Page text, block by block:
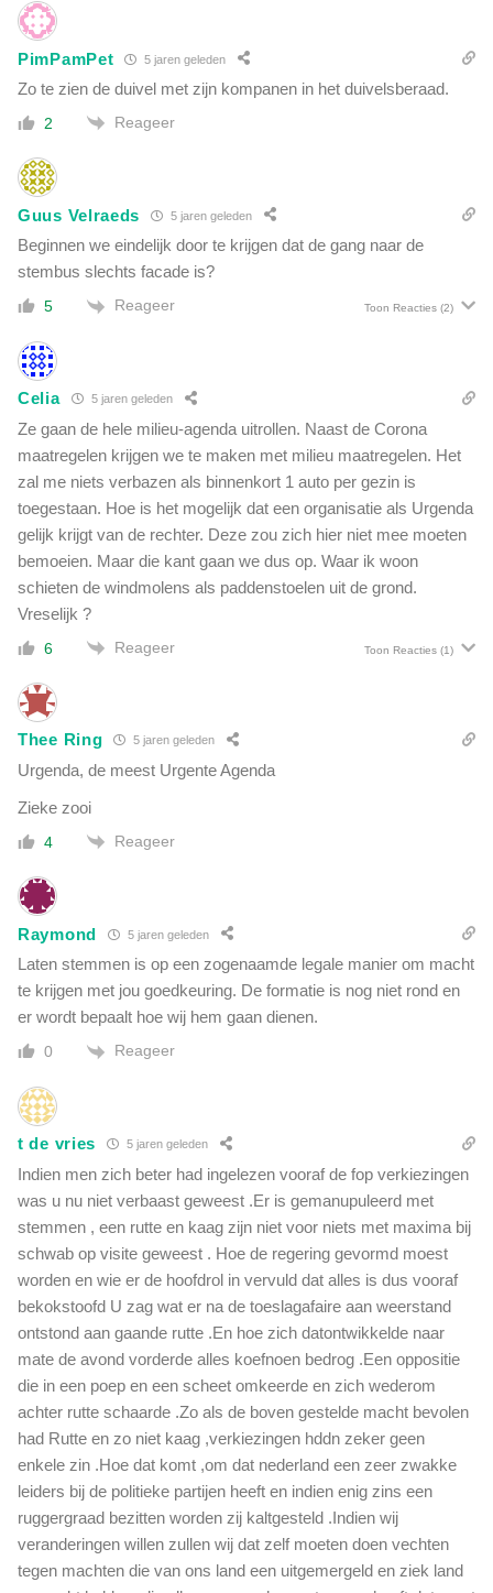
PimPamPet 5 jaren geleden
Zo te zien de duivel met zijn kompanen in het duivelsberaad.
2 Reageer
Guus Velraeds 5 jaren geleden
Beginnen we eindelijk door te krijgen dat de gang naar de
stembus slechts facade is?
5 Reageer Toon Reacties (2)
Celia 5 jaren geleden
Ze gaan de hele milieu-agenda uitrollen. Naast de Corona
maatregelen krijgen we te maken met milieu maatregelen. Het
zal me niets verbazen als binnenkort 1 auto per gezin is
toegestaan. Hoe is het mogelijk dat een organisatie als Urgenda
gelijk krijgt van de rechter. Deze zou zich hier niet mee moeten
bemoeien. Maar die kant gaan we dus op. Waar ik woon
schieten de windmolens als paddenstoelen uit de grond.
Vreselijk ?
6 Reageer Toon Reacties (1)
Thee Ring 5 jaren geleden
Urgenda, de meest Urgente Agenda
Zieke zooi
4 Reageer
Raymond 5 jaren geleden
Laten stemmen is op een zogenaamde legale manier om macht
te krijgen met jou goedkeuring. De formatie is nog niet rond en
er wordt bepaalt hoe wij hem gaan dienen.
0 Reageer
t de vries 5 jaren geleden
Indien men zich beter had ingelezen vooraf de fop verkiezingen
was u nu niet verbaast geweest .Er is gemanupuleerd met
stemmen , een rutte en kaag zijn niet voor niets met maxima bij
schwab op visite geweest . Hoe de regering gevormd moest
worden en wie er de hoofdrol in vervuld dat alles is dus vooraf
bekokstoofd U zag wat er na de toeslagafaire aan weerstand
ontstond aan gaande rutte .En hoe zich datontwikkelde naar
mate de avond vorderde alles koefnoen bedrog .Een oppositie
die in een poep en een scheet omkeerde en zich wederom
achter rutte schaarde .Zo als de boven gestelde macht bevolen
had Rutte en zo niet kaag ,verkiezingen hddn zeker geen
enkele zin .Hoe dat komt ,om dat nederland een zeer zwakke
leiders bij de politieke partijen heeft en indien enig zins een
ruggergraad bezitten worden zij kaltgesteld .Indien wij
veranderingen willen zullen wij dat zelf moeten doen vechten
tegen machten die van ons land een uitgemergeld en ziek land